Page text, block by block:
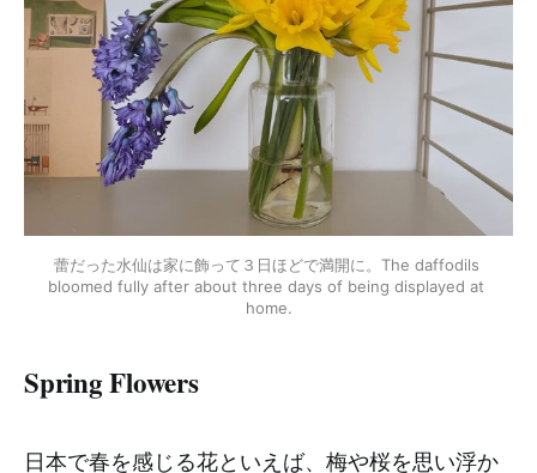
蕾だった水仙は家に飾って３日ほどで満開に。The daffodils
bloomed fully after about three days of being displayed at
home.
Spring Flowers
日本で春を感じる花といえば、梅や桜を思い浮か